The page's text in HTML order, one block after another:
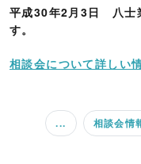
平成30年2月3日 八士
す。
相談会について詳しい
... 相談会情